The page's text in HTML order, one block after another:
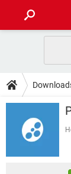
ANDROID
WHATSAPP
TIPPS & TRICKS
SPIELE
ANDROID
WINDOWS 10
SPIELE
FORUM